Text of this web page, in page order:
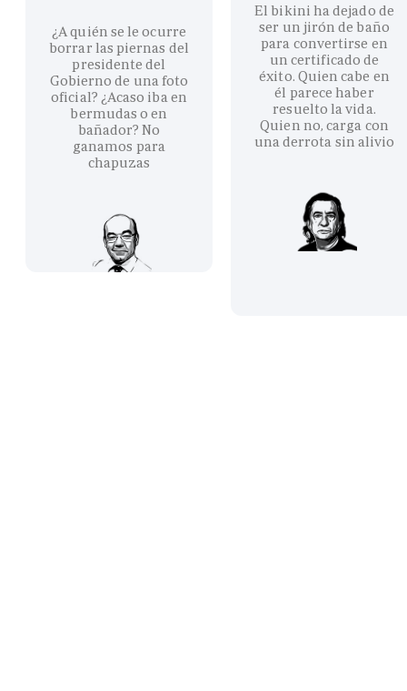
¿A quién se le ocurre
borrar las piernas del
presidente del
Gobierno de una foto
oficial? ¿Acaso iba en
bermudas o en
bañador? No
ganamos para
chapuzas
El bikini ha dejado de
ser un jirón de baño
para convertirse en
un certificado de
éxito. Quien cabe en
él parece haber
resuelto la vida.
Quien no, carga con
una derrota sin alivio